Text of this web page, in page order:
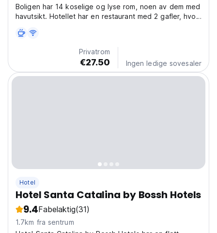
Boligen har 14 koselige og lyse rom, noen av dem med
havutsikt. Hotellet har en restaurant med 2 gafler, hvor
Privatrom
€27.50 Ingen ledige sovesaler
Hotel
Hotel Santa Catalina by Bossh Hotels
9.4Fabelaktig(31)
1.7km fra sentrum